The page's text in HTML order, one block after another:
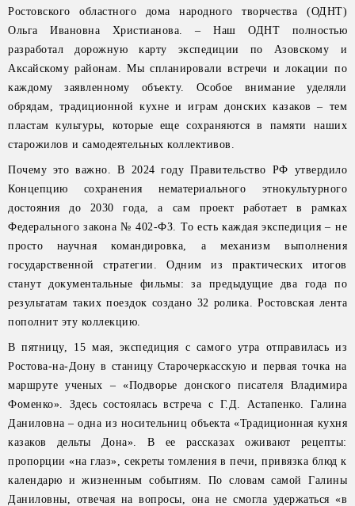
Ростовского областного дома народного творчества (ОДНТ)
Ольга Ивановна Христианова. – Наш ОДНТ полностью
разработал дорожную карту экспедиции по Азовскому и
Аксайскому районам. Мы спланировали встречи и локации по
каждому заявленному объекту. Особое внимание уделяли
обрядам, традиционной кухне и играм донских казаков – тем
пластам культуры, которые еще сохраняются в памяти наших
старожилов и самодеятельных коллективов.
Почему это важно. В 2024 году Правительство РФ утвердило
Концепцию сохранения нематериального этнокультурного
достояния до 2030 года, а сам проект работает в рамках
Федерального закона № 402-ФЗ. То есть каждая экспедиция – не
просто научная командировка, а механизм выполнения
государственной стратегии. Одним из практических итогов
станут документальные фильмы: за предыдущие два года по
результатам таких поездок создано 32 ролика. Ростовская лента
пополнит эту коллекцию.
В пятницу, 15 мая, экспедиция с самого утра отправилась из
Ростова-на-Дону в станицу Старочеркасскую и первая точка на
маршруте ученых – «Подворье донского писателя Владимира
Фоменко». Здесь состоялась встреча с Г.Д. Астапенко. Галина
Даниловна – одна из носительниц объекта «Традиционная кухня
казаков дельты Дона». В ее рассказах оживают рецепты:
пропорции «на глаз», секреты томления в печи, привязка блюд к
календарю и жизненным событиям. По словам самой Галины
Даниловны, отвечая на вопросы, она не смогла удержаться «в